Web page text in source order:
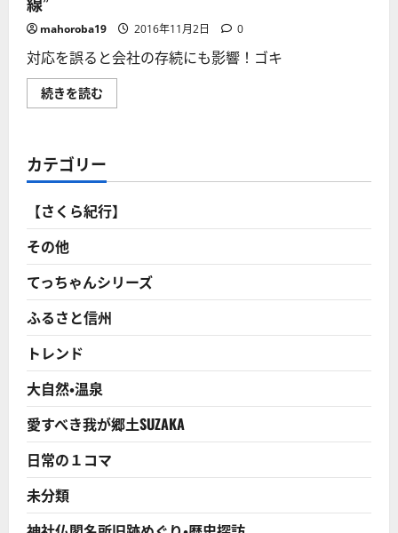
mahoroba19 2016年11月2日 0
対応を誤ると会社の存続にも影響！ゴキ
続きを読む
応
会
社
存
続
に
響！
ゴ
キ
ブ
リ
混
入
炎
上
39
歳
は
ご
ろ
も
の“上
か
カテゴリー
【さくら紀行】
その他
てっちゃんシリーズ
ふるさと信州
トレンド
大自然・温泉
愛すべき我が郷土SUZAKA
日常の１コマ
未分類